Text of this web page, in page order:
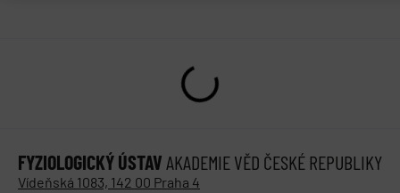
FYZIOLOGICKÝ ÚSTAVAKADEMIE VĚD ČESKÉ REPUBLIKY
Vídeňská 1083, 142 00 Praha 4